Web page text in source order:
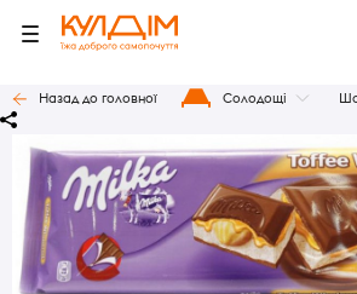
Назад до головної Солодощі